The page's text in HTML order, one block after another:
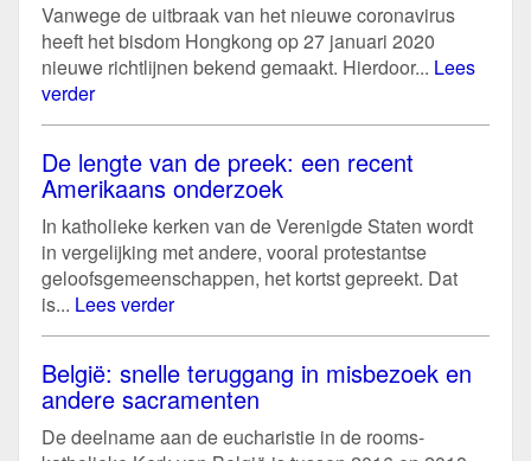
Vanwege de uitbraak van het nieuwe coronavirus
heeft het bisdom Hongkong op 27 januari 2020
nieuwe richtlijnen bekend gemaakt. Hierdoor... Lees
verder
De lengte van de preek: een recent
Amerikaans onderzoek
In katholieke kerken van de Verenigde Staten wordt
in vergelijking met andere, vooral protestantse
geloofsgemeenschappen, het kortst gepreekt. Dat
is... Lees verder
België: snelle teruggang in misbezoek en
andere sacramenten
De deelname aan de eucharistie in de rooms-